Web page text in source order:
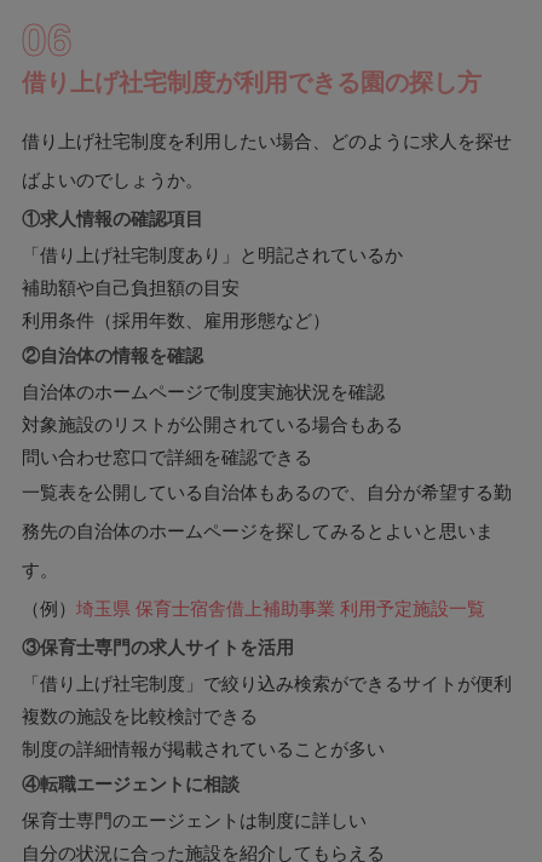
06
借り上げ社宅制度が利用できる園の探し方
借り上げ社宅制度を利用したい場合、どのように求人を探せ
ばよいのでしょうか。
①求人情報の確認項目
「借り上げ社宅制度あり」と明記されているか
補助額や自己負担額の目安
利用条件（採用年数、雇用形態など）
②自治体の情報を確認
自治体のホームページで制度実施状況を確認
対象施設のリストが公開されている場合もある
問い合わせ窓口で詳細を確認できる
一覧表を公開している自治体もあるので、自分が希望する勤
務先の自治体のホームページを探してみるとよいと思いま
す。
（例） 埼玉県 保育士宿舎借上補助事業 利用予定施設一覧
③保育士専門の求人サイトを活用
「借り上げ社宅制度」で絞り込み検索ができるサイトが便利
複数の施設を比較検討できる
制度の詳細情報が掲載されていることが多い
④転職エージェントに相談
保育士専門のエージェントは制度に詳しい
自分の状況に合った施設を紹介してもらえる